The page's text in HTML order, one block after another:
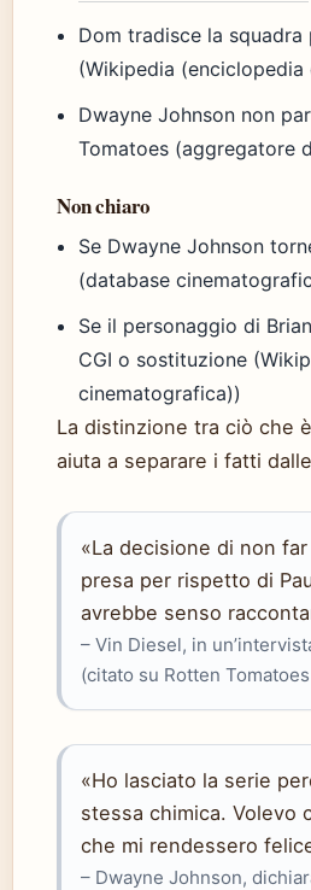
Dom tradisce la
(Wikipedia
Dwayne Johnson non
Tomatoes (aggregatore
Non chiaro
Se Dwayne Johnson
(database
Se il personaggio di
CGI o sostituzione
cinematografica))
La distinzione tra ciò che
aiuta a separare i fatti
«La decisione di non
presa per rispetto di
avrebbe senso
– Vin Diesel, in
(citato su Rotten
«Ho lasciato la serie
stessa chimica. Volevo
che mi rendessero
– Dwayne Johnson,